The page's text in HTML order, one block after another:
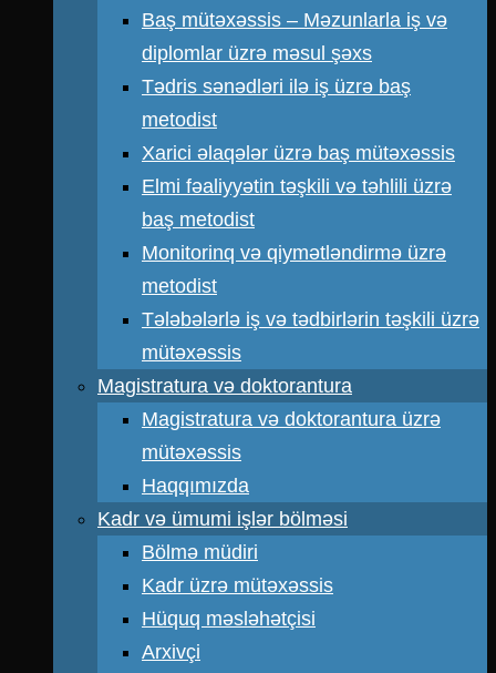
Baş mütəxəssis – Məzunlarla iş və
diplomlar üzrə məsul şəxs
Tədris sənədləri ilə iş üzrə baş
metodist
Xarici əlaqələr üzrə baş mütəxəssis
Elmi fəaliyyətin təşkili və təhlili üzrə
baş metodist
Monitorinq və qiymətləndirmə üzrə
metodist
Tələbələrlə iş və tədbirlərin təşkili üzrə
mütəxəssis
Magistratura və doktorantura
Magistratura və doktorantura üzrə
mütəxəssis
Haqqımızda
Kadr və ümumi işlər bölməsi
Bölmə müdiri
Kadr üzrə mütəxəssis
Hüquq məsləhətçisi
Arxivçi